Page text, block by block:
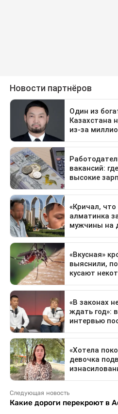
Следующая новость
Какие дороги перекроют в